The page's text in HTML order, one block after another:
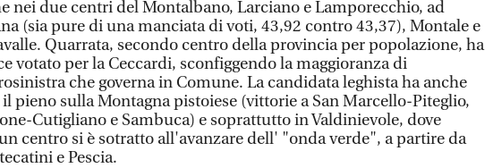
nei due centri del Montalbano, Larciano e Lamporecchio, ad
(sia pure di una manciata di voti, 43,92 contro 43,37), Montale e
Quarrata, secondo centro della provincia per popolazione, ha
votato per la Ceccardi, sconfiggendo la maggioranza di
che governa in Comune. La candidata leghista ha anche
pieno sulla Montagna pistoiese (vittorie a San Marcello-Piteglio,
Cutigliano e Sambuca) e soprattutto in Valdinievole, dove
centro si è sotratto all'avanzare dell' "onda verde", a partire da
e Pescia.